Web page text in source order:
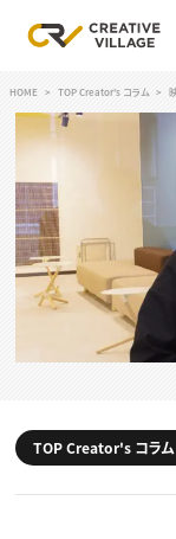
ログイン
RECRUIT
クリエイター求人
CREATIVE JOB
特集求人
採用説明会
スキルアップした
デザイン
TOP Creator’s
HOME TOP Creator's コラム
TOP Creator's コラム